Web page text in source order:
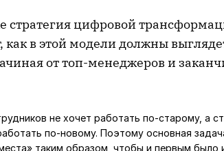
стратегия цифровой
как в этой модели должны
от топ-менеджеров и
не хочет работать по-старому, а
по-новому. Поэтому основная
таким образом, чтобы и первым было